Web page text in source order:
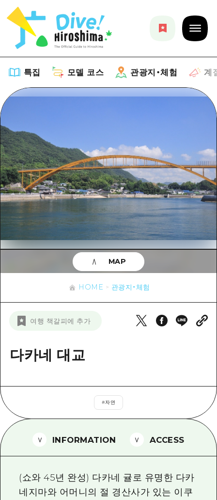
특집 모델 코스 관광지・체험 계
추천
아트
이벤트/축제
음식/술
사이클링
쇼핑
스포츠
나이트 라이프
기준
치유
목록
Dive! Hiroshima 공식 가이드
Hiroshima Moshimo Travel
히로시마시 주변
아키(安芸)
빈고(備後)
미야지마(宮島) 주변
빠른 여행
1박 2일
2박 3일
관광지・체험
목록
히로시마시 주변
아키(安芸)
빈고(備後)
비북(備北)
게이호쿠(芸北)
야마구치(山口)현 동부
시마네(島根)현
계절 정보
이벤트
유용한 정보
목록
접근
히로시마 OMOTENASHI 패스
외국인 여행자용 거리 관광안내소
사진 다운로드
뉴스
HOME 관광지・체험
여행 책갈피에 추가
다카네 대교
#자연
MAP
INFORMATION ACCESS
(쇼와 45년 완성) 다카네 귤로 유명한 다카
네지마와 어머니의 절 경산사가 있는 이쿠